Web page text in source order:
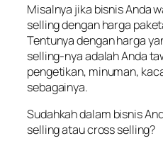
Misalnya jika bisnis Anda
selling dengan harga
Tentunya dengan harga
selling-nya adalah Anda
pengetikan, minuman,
sebagainya.
Sudahkah dalam bisnis
selling atau cross selling?